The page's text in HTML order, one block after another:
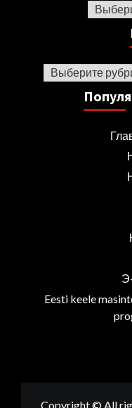
Архив
Рубрики
Eesti keele
Copyright © All